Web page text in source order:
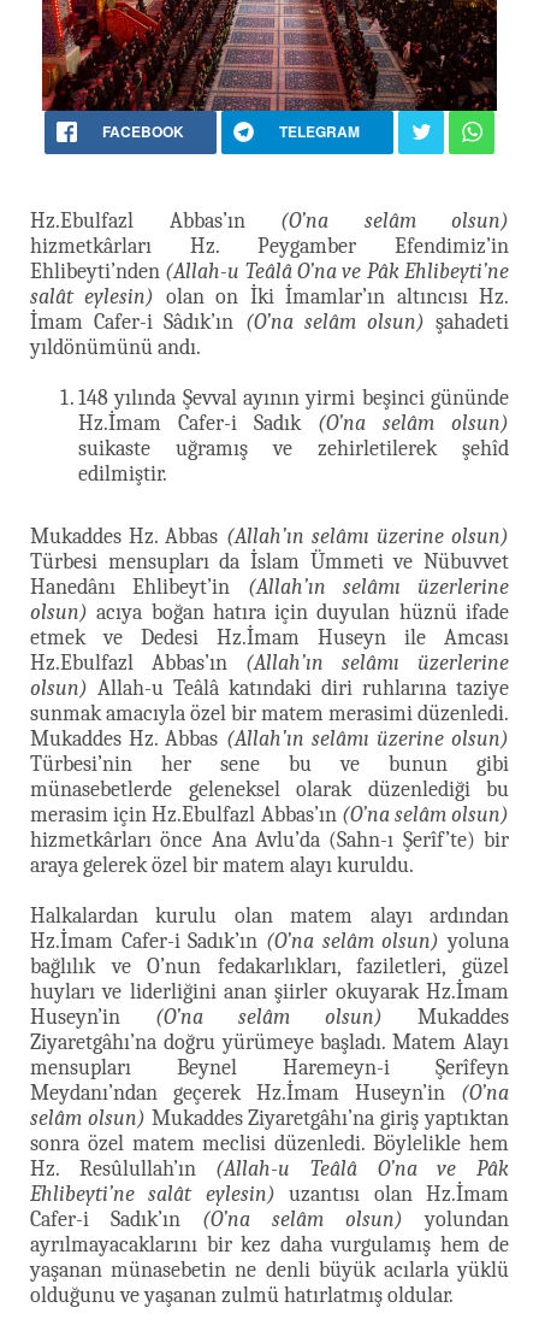
FACEBOOK TELEGRAM
Hz.Ebulfazl Abbas’ın (O’na selâm olsun)
hizmetkârları Hz. Peygamber Efendimiz’in
Ehlibeyti’nden (Allah-u Teâlâ O’na ve Pâk Ehlibeyti’ne
salât eylesin) olan on İki İmamlar’ın altıncısı Hz.
İmam Cafer-i Sâdık’ın (O’na selâm olsun) şahadeti
yıldönümünü andı.
148 yılında Şevval ayının yirmi beşinci gününde
Hz.İmam Cafer-i Sadık (O’na selâm olsun)
suikaste uğramış ve zehirletilerek şehîd
edilmiştir.
Mukaddes Hz. Abbas (Allah’ın selâmı üzerine olsun)
Türbesi mensupları da İslam Ümmeti ve Nübuvvet
Hanedânı Ehlibeyt’in (Allah’ın selâmı üzerlerine
olsun) acıya boğan hatıra için duyulan hüznü ifade
etmek ve Dedesi Hz.İmam Huseyn ile Amcası
Hz.Ebulfazl Abbas’ın (Allah’ın selâmı üzerlerine
olsun) Allah-u Teâlâ katındaki diri ruhlarına taziye
sunmak amacıyla özel bir matem merasimi düzenledi.
Mukaddes Hz. Abbas (Allah’ın selâmı üzerine olsun)
Türbesi’nin her sene bu ve bunun gibi
münasebetlerde geleneksel olarak düzenlediği bu
merasim için Hz.Ebulfazl Abbas’ın (O’na selâm olsun)
hizmetkârları önce Ana Avlu’da (Sahn-ı Şerîf’te) bir
araya gelerek özel bir matem alayı kuruldu.
Halkalardan kurulu olan matem alayı ardından
Hz.İmam Cafer-i Sadık’ın (O’na selâm olsun) yoluna
bağlılık ve O’nun fedakarlıkları, faziletleri, güzel
huyları ve liderliğini anan şiirler okuyarak Hz.İmam
Huseyn’in (O’na selâm olsun) Mukaddes
Ziyaretgâhı’na doğru yürümeye başladı. Matem Alayı
mensupları Beynel Haremeyn-i Şerîfeyn
Meydanı’ndan geçerek Hz.İmam Huseyn’in (O’na
selâm olsun) Mukaddes Ziyaretgâhı’na giriş yaptıktan
sonra özel matem meclisi düzenledi. Böylelikle hem
Hz. Resûlullah’ın (Allah-u Teâlâ O’na ve Pâk
Ehlibeyti’ne salât eylesin) uzantısı olan Hz.İmam
Cafer-i Sadık’ın (O’na selâm olsun) yolundan
ayrılmayacaklarını bir kez daha vurgulamış hem de
yaşanan münasebetin ne denli büyük acılarla yüklü
olduğunu ve yaşanan zulmü hatırlatmış oldular.